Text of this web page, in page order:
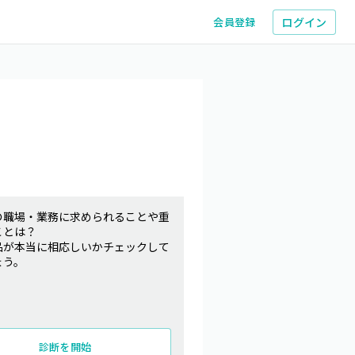
会員登録 ログイン
場・業務に求められることや重
は？
本当に相応しいかチェックして
。
診断を開始